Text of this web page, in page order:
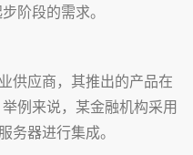
阶段的需求。
供应商，其推出的产品在
例来说，某金融机构采用
务器进行集成。